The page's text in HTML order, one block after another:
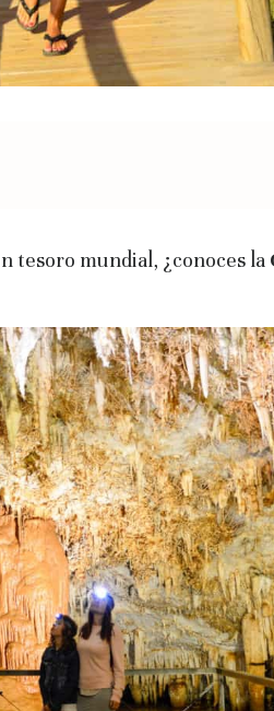
tesoro mundial, ¿conoces la